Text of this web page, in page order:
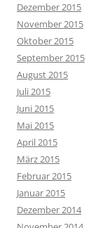
Dezember 2015
November 2015
Oktober 2015
September 2015
August 2015
Juli 2015
Juni 2015
Mai 2015
April 2015
März 2015
Februar 2015
Januar 2015
Dezember 2014